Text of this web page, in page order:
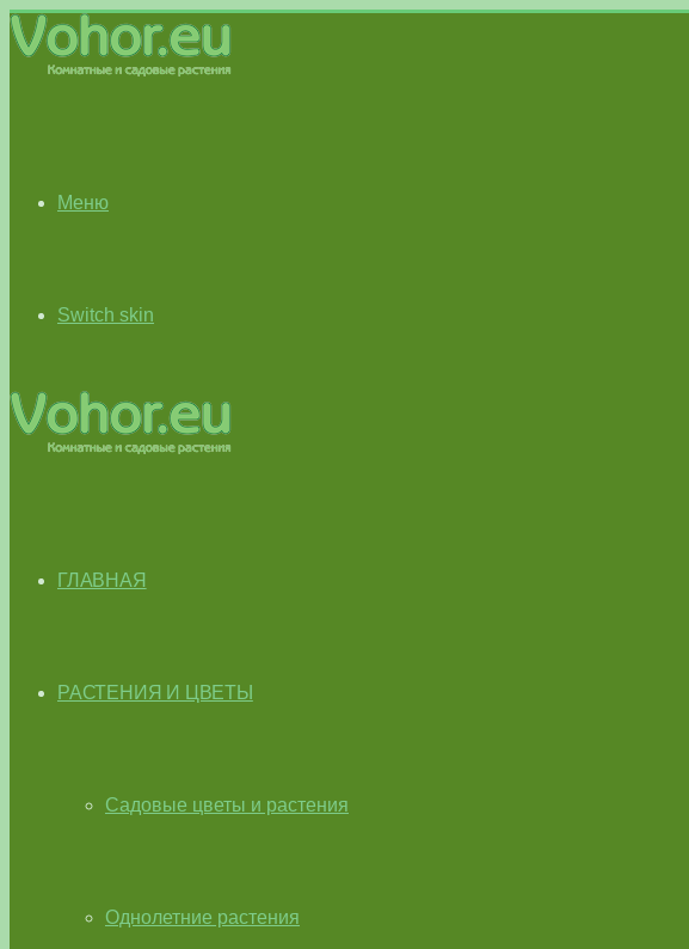
Меню
Switch skin
ГЛАВНАЯ
РАСТЕНИЯ И ЦВЕТЫ
Садовые цветы и растения
Однолетние растения